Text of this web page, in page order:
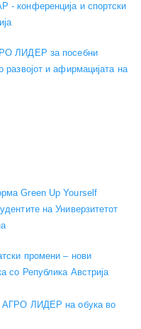
- конференција и спортски
ЛИДЕР за посебни
развојот и афирмацијата на
Green Up Yourself
на Универзитетот
промени – нови
со Република Австрија
АГРО ЛИДЕР на обука во